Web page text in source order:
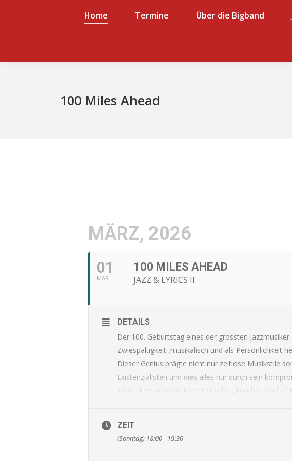
Home Termine Über die Bigband
100 Miles Ahead
MÄRZ, 2026
01
MÄR
100 MILES AHEAD
JAZZ & LYRICS II
DETAILS
Der 100. Geburtstag eines der grössten
Zwiespältigkeit ,musikalisch und als Persönlichkeit
Dieser Genius prägte nicht nur zeitlose Musikstile
Existenzialisten und dies alles nur durch sein
Entdecken sie neue Facetten oder „Another Kind of
Kenneth Berkel – Piano; Igor Spallati – Bass; Rübe –
ZEIT
(Sonntag) 18:00 - 19:30
Termine Über die Bigband Jazzreihen